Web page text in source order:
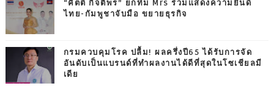
“คิตตี้ กิจติพร” ยกทีม Mrs ร่วมแสดงความยินดี
ไทย-กัมพูชาจับมือ ขยายธุรกิจ
กรมควบคุมโรค ปลื้ม! ผลครึ่งปี65 ได้รับการจัด
อันดับเป็นแบรนด์ที่ทำผลงานได้ดีที่สุดในโซเชียลมี
เดีย